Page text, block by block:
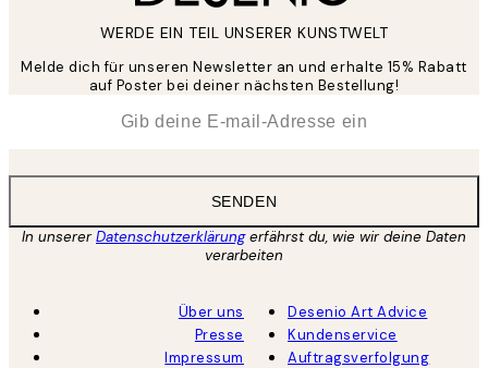
WERDE EIN TEIL UNSERER KUNSTWELT
Melde dich für unseren Newsletter an und erhalte 15% Rabatt
auf Poster bei deiner nächsten Bestellung!
SENDEN
In unsererDatenschutzerklärungerfährst du, wie wir deine Daten
verarbeiten
Über uns
Presse
Impressum
Desenio Art Advice
Kundenservice
Auftragsverfolgung